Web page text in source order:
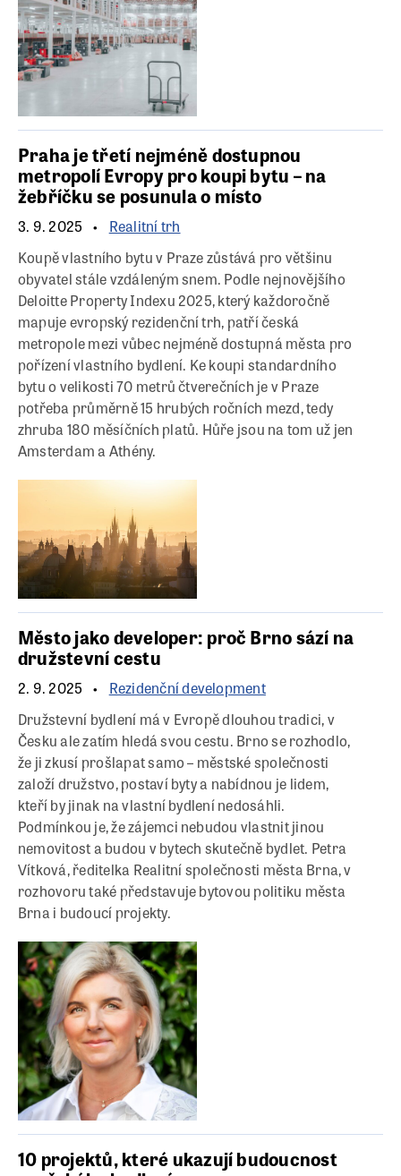
Praha je třetí nejméně dostupnou
metropolí Evropy pro koupi bytu – na
žebříčku se posunula o místo
3. 9. 2025
Realitní trh
Koupě vlastního bytu v Praze zůstává pro většinu
obyvatel stále vzdáleným snem. Podle nejnovějšího
Deloitte Property Indexu 2025, který každoročně
mapuje evropský rezidenční trh, patří česká
metropole mezi vůbec nejméně dostupná města pro
pořízení vlastního bydlení. Ke koupi standardního
bytu o velikosti 70 metrů čtverečních je v Praze
potřeba průměrně 15 hrubých ročních mezd, tedy
zhruba 180 měsíčních platů. Hůře jsou na tom už jen
Amsterdam a Athény.
Město jako developer: proč Brno sází na
družstevní cestu
2. 9. 2025
Rezidenční development
Družstevní bydlení má v Evropě dlouhou tradici, v
Česku ale zatím hledá svou cestu. Brno se rozhodlo,
že ji zkusí prošlapat samo – městské společnosti
založí družstvo, postaví byty a nabídnou je lidem,
kteří by jinak na vlastní bydlení nedosáhli.
Podmínkou je, že zájemci nebudou vlastnit jinou
nemovitost a budou v bytech skutečně bydlet. Petra
Vítková, ředitelka Realitní společnosti města Brna, v
rozhovoru také představuje bytovou politiku města
Brna i budoucí projekty.
10 projektů, které ukazují budoucnost